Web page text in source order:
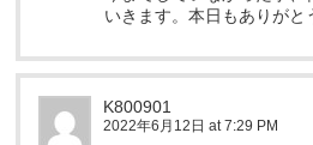
いきます。本日もありがと
K800901
2022年6月12日 at 7:29 PM